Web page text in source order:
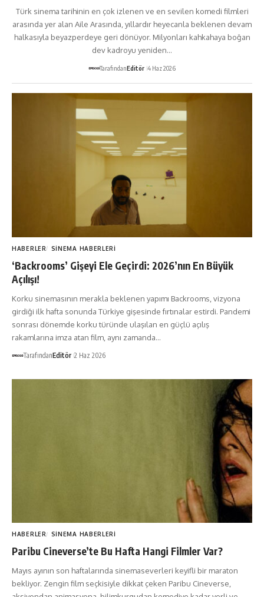
Türk sinema tarihinin en çok izlenen ve en sevilen komedi filmleri
arasında yer alan Aile Arasında, yıllardır heyecanla beklenen devam
halkasıyla beyazperdeye geri dönüyor. Milyonları kahkahaya boğan
dev kadroyu yeniden…
TarafındanEditör 4 Haz 2026
HABERLER SINEMA HABERLERI
‘Backrooms’ Gişeyi Ele Geçirdi: 2026’nın En Büyük
Açılışı!
Korku sinemasının merakla beklenen yapımı Backrooms, vizyona
girdiği ilk hafta sonunda Türkiye gişesinde fırtınalar estirdi. Pandemi
sonrası dönemde korku türünde ulaşılan en güçlü açılış
rakamlarına imza atan film, aynı zamanda…
TarafındanEditör 2 Haz 2026
HABERLER SINEMA HABERLERI
Paribu Cineverse’te Bu Hafta Hangi Filmler Var?
Mayıs ayının son haftalarında sinemaseverleri keyifli bir maraton
bekliyor. Zengin film seçkisiyle dikkat çeken Paribu Cineverse,